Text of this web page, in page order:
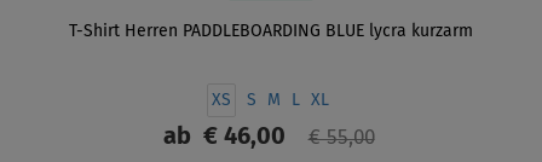
T-Shirt Herren PADDLEBOARDING BLUE lycra kurzarm
XS S M L XL
ab€ 46,00 € 55,00